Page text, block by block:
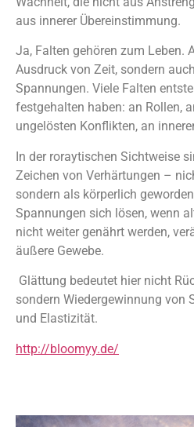
aus innerer Übereinstimmung.
Ja, Falten gehören zum Leben.
Ausdruck von Zeit, sondern
Spannungen. Viele Falten
festgehalten haben: an Rollen,
ungelösten Konflikten, an
In der roraytischen Sichtweise
Zeichen von Verhärtungen –
sondern als körperlich
Spannungen sich lösen, wenn
nicht weiter genährt werden,
äußere Gewebe.
Glättung bedeutet hier nicht
sondern Wiedergewinnung von
und Elastizität.
http://bloomyy.de/